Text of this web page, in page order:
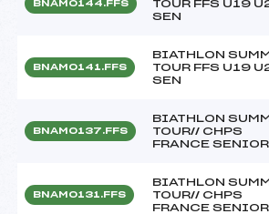
BNAM0144.FFS
TOUR FFS U19
SEN
BNAM0141.FFS
BIATHLON
TOUR FFS U19
SEN
BNAM0137.FFS
BIATHLON
TOUR// CHPS
FRANCE
BNAM0131.FFS
BIATHLON
TOUR// CHPS
FRANCE